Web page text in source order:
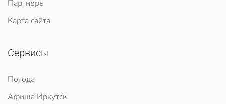
Партнеры
Карта сайта
Сервисы
Погода
Афиша Иркутск